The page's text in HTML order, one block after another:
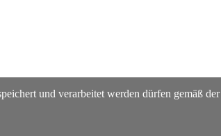
und verarbeitet werden dürfen gemäß der